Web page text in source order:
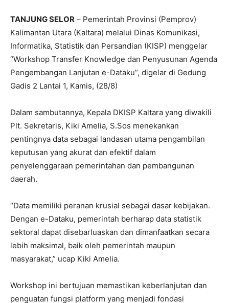
TANJUNG SELOR – Pemerintah Provinsi (Pemprov)
Kalimantan Utara (Kaltara) melalui Dinas Komunikasi,
Informatika, Statistik dan Persandian (KISP) menggelar
“Workshop Transfer Knowledge dan Penyusunan Agenda
Pengembangan Lanjutan e-Dataku”, digelar di Gedung
Gadis 2 Lantai 1, Kamis, (28/8)
Dalam sambutannya, Kepala DKISP Kaltara yang diwakili
Plt. Sekretaris, Kiki Amelia, S.Sos menekankan
pentingnya data sebagai landasan utama pengambilan
keputusan yang akurat dan efektif dalam
penyelenggaraan pemerintahan dan pembangunan
daerah.
“Data memiliki peranan krusial sebagai dasar kebijakan.
Dengan e-Dataku, pemerintah berharap data statistik
sektoral dapat disebarluaskan dan dimanfaatkan secara
lebih maksimal, baik oleh pemerintah maupun
masyarakat,” ucap Kiki Amelia.
Workshop ini bertujuan memastikan keberlanjutan dan
penguatan fungsi platform yang menjadi fondasi